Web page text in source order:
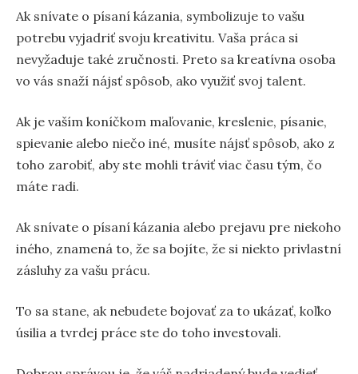
Ak snívate o písaní kázania, symbolizuje to vašu
potrebu vyjadriť svoju kreativitu. Vaša práca si
nevyžaduje také zručnosti. Preto sa kreatívna osoba
vo vás snaží nájsť spôsob, ako využiť svoj talent.
Ak je vaším koníčkom maľovanie, kreslenie, písanie,
spievanie alebo niečo iné, musíte nájsť spôsob, ako z
toho zarobiť, aby ste mohli tráviť viac času tým, čo
máte radi.
Ak snívate o písaní kázania alebo prejavu pre niekoho
iného, znamená to, že sa bojíte, že si niekto privlastní
zásluhy za vašu prácu.
To sa stane, ak nebudete bojovať za to ukázať, koľko
úsilia a tvrdej práce ste do toho investovali.